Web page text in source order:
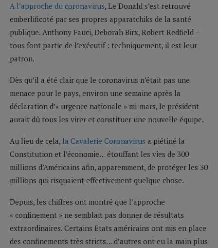
A l’approche du coronavirus, Le Donald s’est retrouvé
emberlificoté par ses propres apparatchiks de la santé
publique. Anthony Fauci, Deborah Birx, Robert Redfield –
tous font partie de l’exécutif : techniquement, il est leur
patron.
Dès qu’il a été clair que le coronavirus n’était pas une
menace pour le pays, environ une semaine après la
déclaration d’« urgence nationale » mi-mars, le président
aurait dû tous les virer et constituer une nouvelle équipe.
Au lieu de cela, la Cavalerie Coronavirus a piétiné la
Constitution et l’économie… étouffant les vies de 300
millions d’Américains afin, apparemment, de protéger les 30
millions qui risquaient effectivement quelque chose.
Depuis, les chiffres ont montré que l’approche
« confinement » ne semblait pas donner de résultats
extraordinaires. Certains Etats américains ont mis en place
des confinements très stricts… d’autres ont eu la main plus